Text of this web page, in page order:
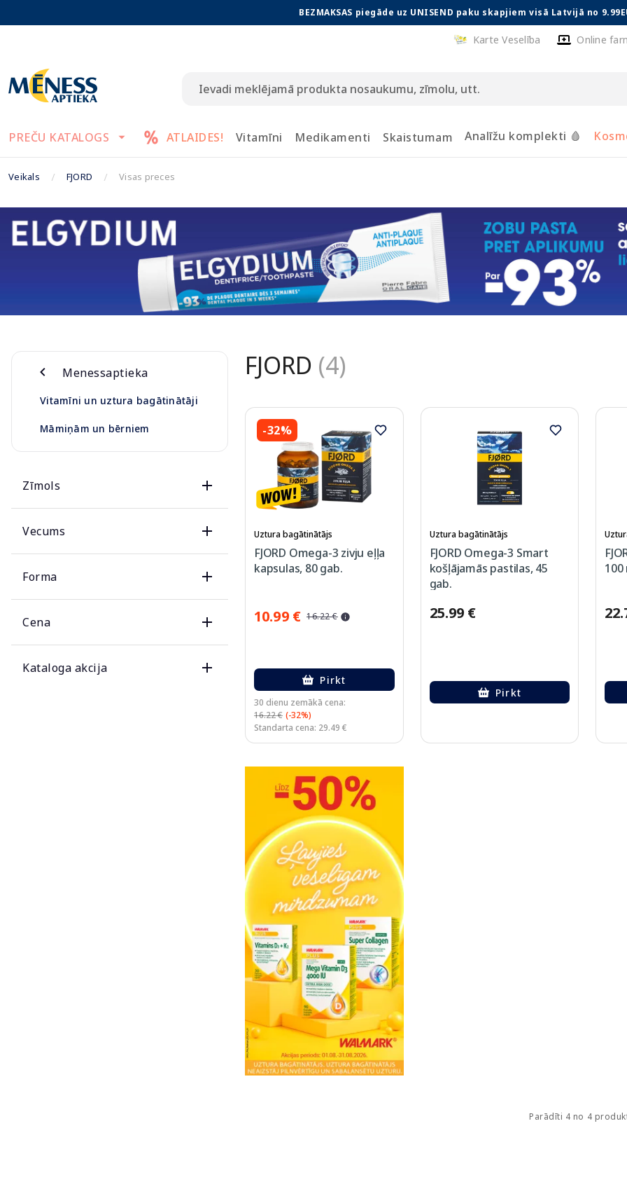
BEZMAKSAS piegāde uz UNISEND paku skapjiem visā Latvijā no
Karte Veselība Online
PREČU KATALOGS ATLAIDES! Vitamīni Medikamenti Skaistumam Analīžu komplekti 🩸
Veikals FJORD Visas preces
Menessaptieka
Vitamīni un uztura bagātinātāji
Māmiņām un bērniem
Zīmols
Vecums
Forma
Cena
Kataloga akcija
FJORD (4)
-32%
Uztura bagātinātājs
FJORD Omega-3 zivju eļļa
kapsulas, 80 gab.
10.99 € 16.22 €
Pirkt
30 dienu zemākā cena:
16.22 € (-32%)
Standarta cena: 29.49 €
Uztura bagātinātājs
FJORD Omega-3 Smart
košļājamās pastilas, 45
gab.
25.99 €
Pirkt
100
Parādīti 4 no 4